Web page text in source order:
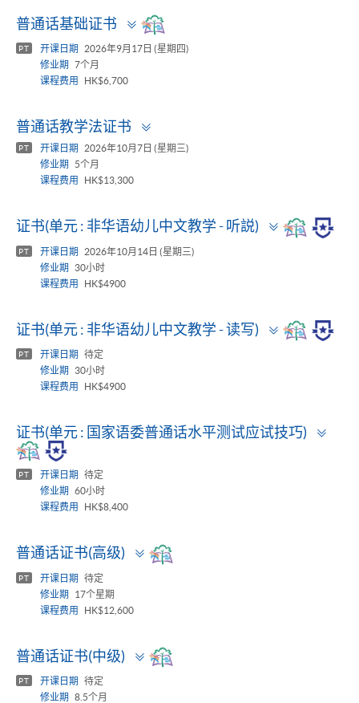
普通话基础证书
Toggle
panel
PT 开课日期
2026年9月17日 (星期四)
修业期
7个月
课程费用
HK$6,700
普通话教学法证书
PT 开课日期
2026年10月7日 (星期三)
修业期
5个月
课程费用
HK$13,300
证书(单元 : 非华语幼儿中文教学 - 听説)
Toggle
panel
PT 开课日期
2026年10月14日 (星期三)
修业期
30小时
课程费用
HK$4900
证书(单元 : 非华语幼儿中文教学 - 读写)
Toggle
panel
PT 开课日期
待定
修业期
30小时
课程费用
HK$4900
证书(单元 : 国家语委普通话水平测试应试技巧)
PT 开课日期
待定
修业期
60小时
课程费用
HK$8,400
普通话证书(高级)
Toggle
panel
PT 开课日期
待定
修业期
17个星期
课程费用
HK$12,600
普通话证书(中级)
Toggle
panel
PT 开课日期
待定
修业期
8.5个月